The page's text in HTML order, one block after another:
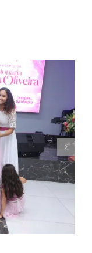
75 anos
Catedral